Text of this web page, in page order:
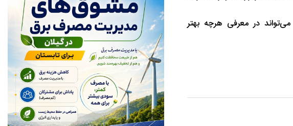
در معرفی هرچه بهتر